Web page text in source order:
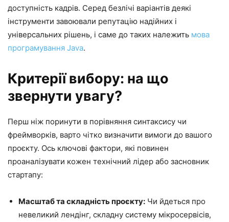
доступність кадрів. Серед безлічі варіантів деякі
інструменти завоювали репутацію надійних і
універсальних рішень, і саме до таких належить мова
програмування Java.
Критерії вибору: на що
звернути увагу?
Перш ніж поринути в порівняння синтаксису чи
фреймворків, варто чітко визначити вимоги до вашого
проєкту. Ось ключові фактори, які повинен
проаналізувати кожен технічний лідер або засновник
стартапу:
Масштаб та складність проєкту: Чи йдеться про
невеликий лендінг, складну систему мікросервісів,